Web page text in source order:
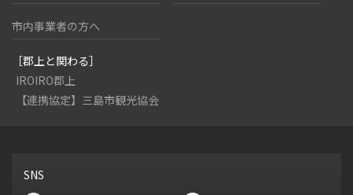
市内事業者の方へ
［郡上と関わる］
IROIRO郡上
【連携協定】三島市観光協会
SNS